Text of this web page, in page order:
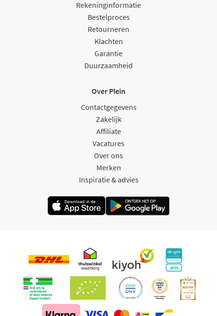
Rekeninginformatie
Bestelproces
Retourneren
Klachten
Garantie
Duurzaamheid
Over Plein
Contactgegevens
Zakelijk
Affiliate
Vacatures
Over ons
Merken
Inspiratie & advies